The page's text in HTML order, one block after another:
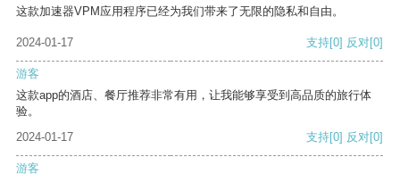
这款加速器VPM应用程序已经为我们带来了无限的隐私和自由。
2024-01-17 支持[0] 反对[0]
游客
这款app的酒店、餐厅推荐非常有用，让我能够享受到高品质的旅行体
验。
2024-01-17
支持[0] 反对[0]
游客